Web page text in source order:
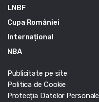
LNBF
Cupa României
Internațional
NBA
Publicitate pe site
Politica de Cookie
Protecția Datelor Personale